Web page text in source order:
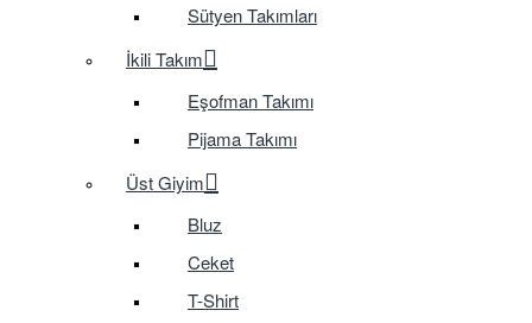
Sütyen Takımları
İkili Takım
Eşofman Takımı
Pijama Takımı
Üst Giyim
Bluz
Ceket
T-Shirt